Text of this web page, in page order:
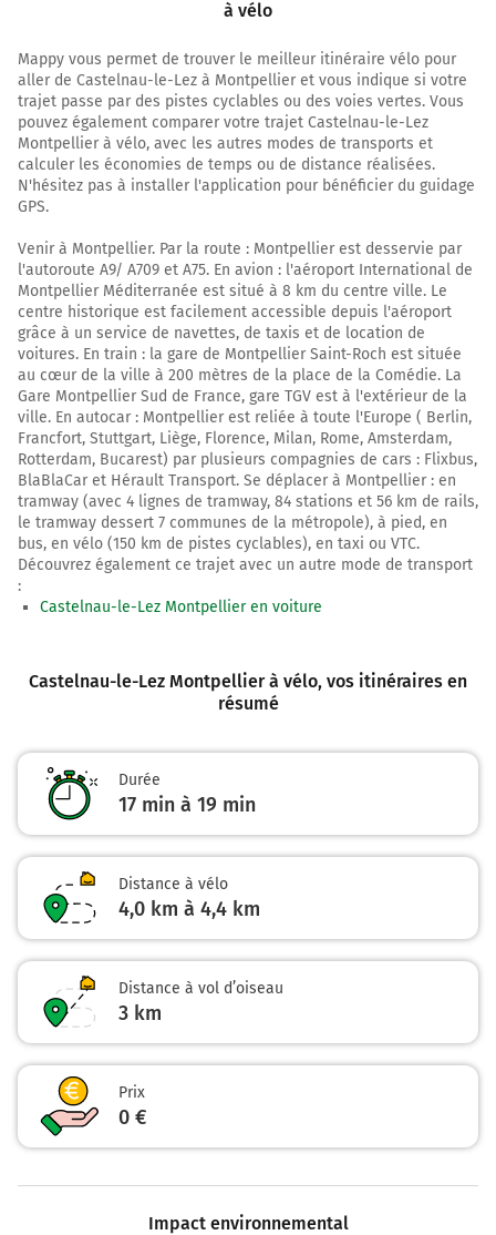
à vélo
Mappy vous permet de trouver le meilleur itinéraire vélo pour
aller de Castelnau-le-Lez à Montpellier et vous indique si votre
trajet passe par des pistes cyclables ou des voies vertes. Vous
pouvez également comparer votre trajet Castelnau-le-Lez
Montpellier à vélo, avec les autres modes de transports et
calculer les économies de temps ou de distance réalisées.
N'hésitez pas à installer l'application pour bénéficier du guidage
GPS.
Venir à Montpellier. Par la route : Montpellier est desservie par
l'autoroute A9/ A709 et A75. En avion : l'aéroport International de
Montpellier Méditerranée est situé à 8 km du centre ville. Le
centre historique est facilement accessible depuis l'aéroport
grâce à un service de navettes, de taxis et de location de
voitures. En train : la gare de Montpellier Saint-Roch est située
au cœur de la ville à 200 mètres de la place de la Comédie. La
Gare Montpellier Sud de France, gare TGV est à l'extérieur de la
ville. En autocar : Montpellier est reliée à toute l'Europe ( Berlin,
Francfort, Stuttgart, Liège, Florence, Milan, Rome, Amsterdam,
Rotterdam, Bucarest) par plusieurs compagnies de cars : Flixbus,
BlaBlaCar et Hérault Transport. Se déplacer à Montpellier : en
tramway (avec 4 lignes de tramway, 84 stations et 56 km de rails,
le tramway dessert 7 communes de la métropole), à pied, en
bus, en vélo (150 km de pistes cyclables), en taxi ou VTC.
Découvrez également ce trajet avec un autre mode de transport
:
Castelnau-le-Lez Montpellier en voiture
Castelnau-le-Lez Montpellier à vélo, vos itinéraires en
résumé
Durée
17 min à 19 min
Distance à vélo
4,0 km à 4,4 km
Distance à vol d’oiseau
3 km
Prix
0 €
Impact environnemental